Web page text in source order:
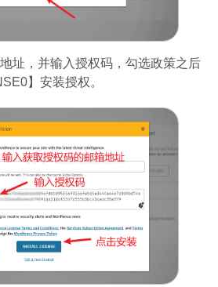
址，并输入授权码，勾选政策之后
】安装授权。